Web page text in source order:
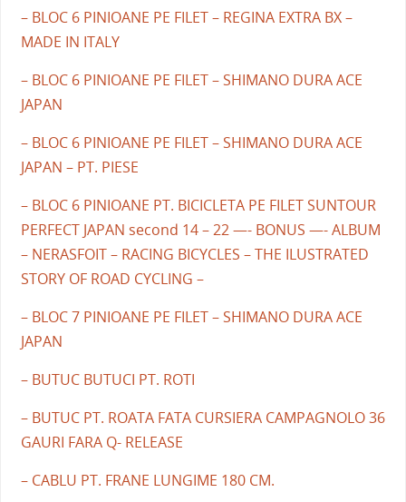
– BLOC 6 PINIOANE PE FILET – REGINA EXTRA BX –
MADE IN ITALY
– BLOC 6 PINIOANE PE FILET – SHIMANO DURA ACE
JAPAN
– BLOC 6 PINIOANE PE FILET – SHIMANO DURA ACE
JAPAN – PT. PIESE
– BLOC 6 PINIOANE PT. BICICLETA PE FILET SUNTOUR
PERFECT JAPAN second 14 – 22 —- BONUS —- ALBUM
– NERASFOIT – RACING BICYCLES – THE ILUSTRATED
STORY OF ROAD CYCLING –
– BLOC 7 PINIOANE PE FILET – SHIMANO DURA ACE
JAPAN
– BUTUC BUTUCI PT. ROTI
– BUTUC PT. ROATA FATA CURSIERA CAMPAGNOLO 36
GAURI FARA Q- RELEASE
– CABLU PT. FRANE LUNGIME 180 CM.